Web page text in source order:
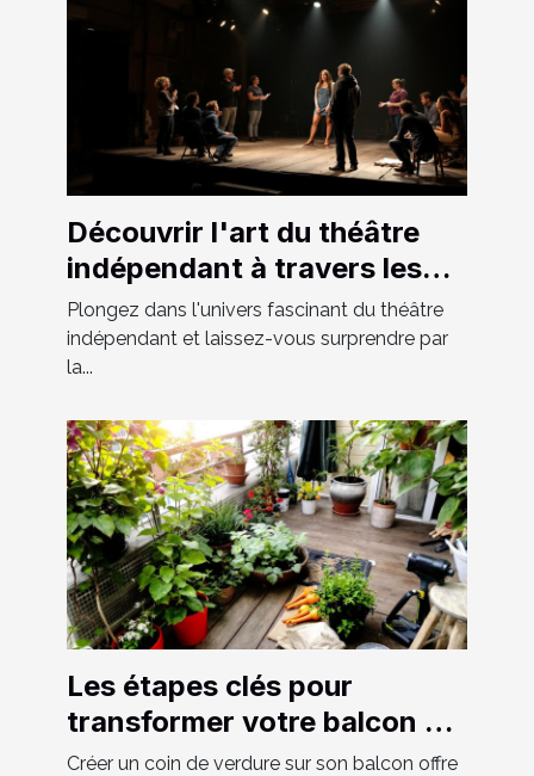
Découvrir l'art du théâtre
indépendant à travers les
spectacles locaux
Plongez dans l'univers fascinant du théâtre
indépendant et laissez-vous surprendre par
la...
Les étapes clés pour
transformer votre balcon en
un espace vert luxuriant
Créer un coin de verdure sur son balcon offre